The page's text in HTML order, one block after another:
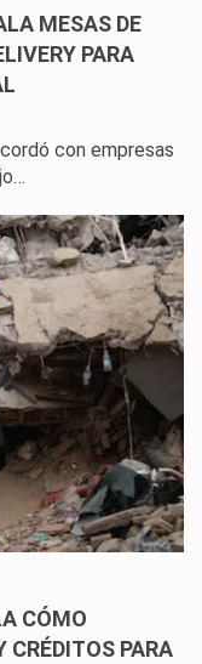
MESAS DE
PARA
con empresas
CÓMO
CRÉDITOS PARA